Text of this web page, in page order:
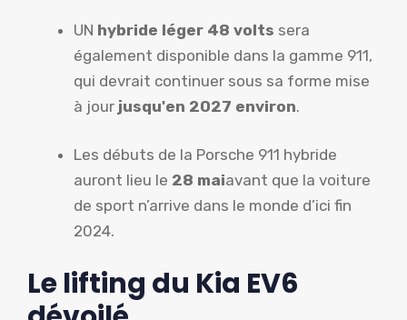
UN hybride léger 48 volts sera
également disponible dans la gamme 911,
qui devrait continuer sous sa forme mise
à jour jusqu'en 2027 environ.
Les débuts de la Porsche 911 hybride
auront lieu le 28 maiavant que la voiture
de sport n’arrive dans le monde d’ici fin
2024.
Le lifting du Kia EV6